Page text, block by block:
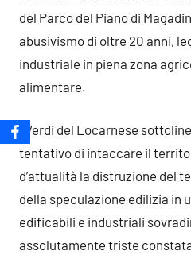
del Parco del Piano di
abusivismo di oltre 20 anni,
industriale in piena zona
alimentare.
I Verdi del Locarnese
tentativo di intaccare il
d’attualità la distruzione del
della speculazione edilizia in
edificabili e industriali
assolutamente triste